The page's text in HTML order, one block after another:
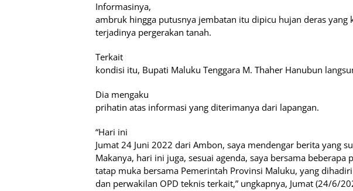
Informasinya,
ambruk hingga putusnya jembatan itu dipicu hujan deras yang
terjadinya pergerakan tanah.
Terkait
kondisi itu, Bupati Maluku Tenggara M. Thaher Hanubun
Dia mengaku
prihatin atas informasi yang diterimanya dari lapangan.
“Hari ini
Jumat 24 Juni 2022 dari Ambon, saya mendengar berita yang
Makanya, hari ini juga, sesuai agenda, saya bersama beberapa
tatap muka bersama Pemerintah Provinsi Maluku, yang
dan perwakilan OPD teknis terkait,” ungkapnya, Jumat (24/6/